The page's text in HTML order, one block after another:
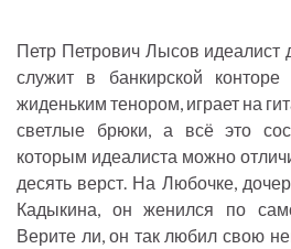
Петр Петрович Лысов идеалист
служит в банкирской
жиденьким тенором, играет на
светлые брюки, а всё это
которым идеалиста можно
десять верст. На Любочке,
Кадыкина, он женился по
Верите ли, он так любил свою